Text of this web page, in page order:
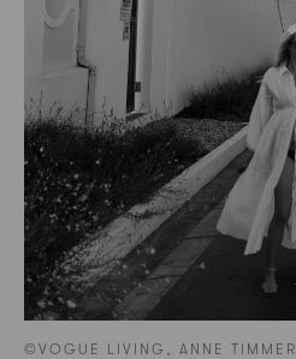
©VOGUE LIVING, ANNE TIMMER